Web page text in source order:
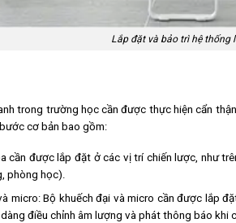
Lắp đặt và bảo trì hệ thống
trong trường học cần được thực hiện cẩn
cơ bản bao gồm:
cần được lắp đặt ở các vị trí chiến lược, như
phòng học).
micro: Bộ khuếch đại và micro cần được lắp
điều chỉnh âm lượng và phát thông báo khi